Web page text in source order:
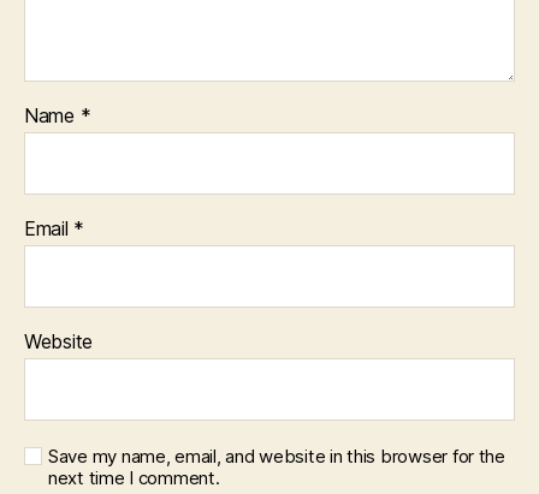
Name *
Email *
Website
Save my name, email, and website in this browser for the
next time I comment.